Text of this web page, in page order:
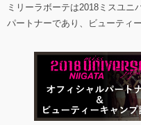
ミリーラボーテは2018ミスユニ
パートナーであり、ビューティ